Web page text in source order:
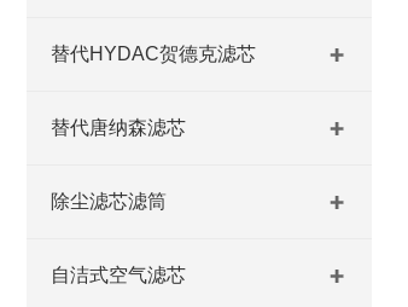
替代HYDAC贺德克滤芯
替代唐纳森滤芯
除尘滤芯滤筒
自洁式空气滤芯